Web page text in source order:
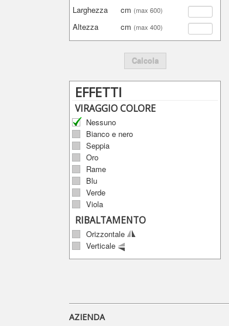
Larghezza cm (max 600)
Altezza cm (max 400)
Calcola
EFFETTI
VIRAGGIO COLORE
Nessuno
Bianco e nero
Seppia
Oro
Rame
Blu
Verde
Viola
RIBALTAMENTO
Orizzontale
Verticale
AZIENDA